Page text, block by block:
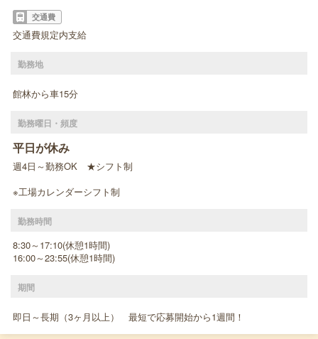
交通費
交通費規定内支給
勤務地
館林から車15分
勤務曜日・頻度
平日が休み
週4日～勤務OK ★シフト制
※工場カレンダーシフト制
勤務時間
8:30～17:10(休憩1時間)
16:00～23:55(休憩1時間)
期間
即日～長期（3ヶ月以上） 最短で応募開始から1週間！